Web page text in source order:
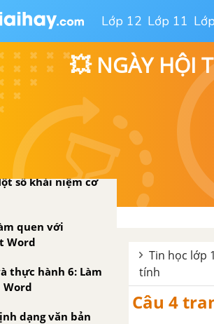
Lớp 12 Lớp 11
💥 NGÀY HỘI
điều hành
thực hành 5: Thao
và thư mục
số hệ điều hành
CHƯƠNG 3: SOẠN THẢO VĂN BẢN
số khái niệm cơ
quen với
Word
thực hành 6: Làm
dạng văn bản
Tin học lớp
tính
Câu 4